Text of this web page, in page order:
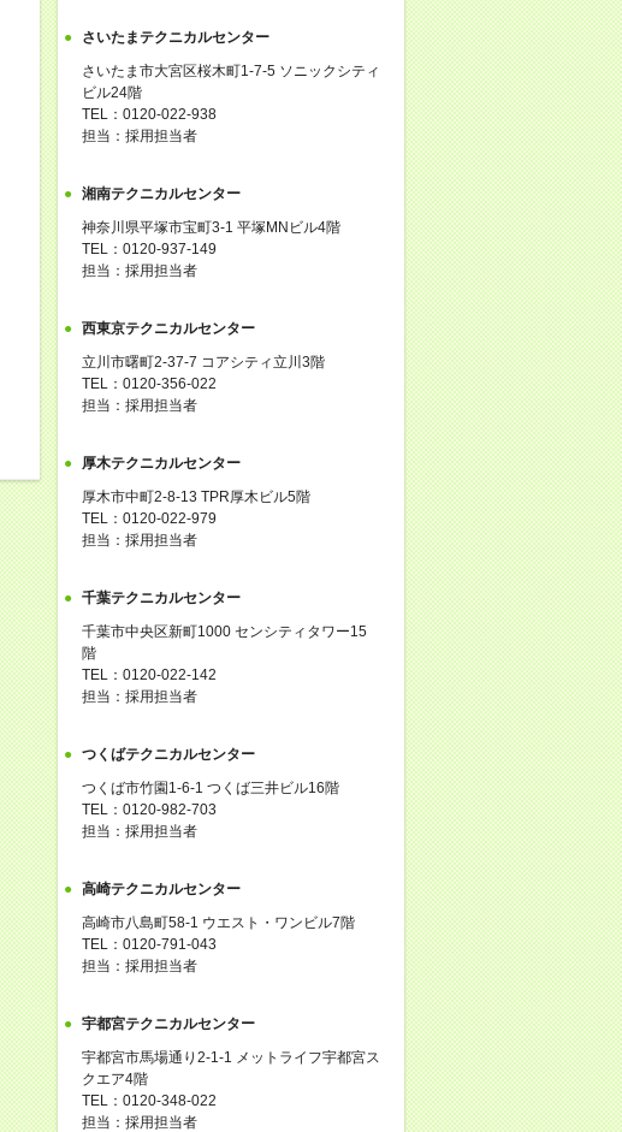
さいたまテクニカルセンター
さいたま市大宮区桜木町1-7-5 ソニックシティ
ビル24階
TEL：0120-022-938
担当：採用担当者
湘南テクニカルセンター
神奈川県平塚市宝町3-1 平塚MNビル4階
TEL：0120-937-149
担当：採用担当者
西東京テクニカルセンター
立川市曙町2-37-7 コアシティ立川3階
TEL：0120-356-022
担当：採用担当者
厚木テクニカルセンター
厚木市中町2-8-13 TPR厚木ビル5階
TEL：0120-022-979
担当：採用担当者
千葉テクニカルセンター
千葉市中央区新町1000 センシティタワー15
階
TEL：0120-022-142
担当：採用担当者
つくばテクニカルセンター
つくば市竹園1-6-1 つくば三井ビル16階
TEL：0120-982-703
担当：採用担当者
高崎テクニカルセンター
高崎市八島町58-1 ウエスト・ワンビル7階
TEL：0120-791-043
担当：採用担当者
宇都宮テクニカルセンター
宇都宮市馬場通り2-1-1 メットライフ宇都宮ス
クエア4階
TEL：0120-348-022
担当：採用担当者